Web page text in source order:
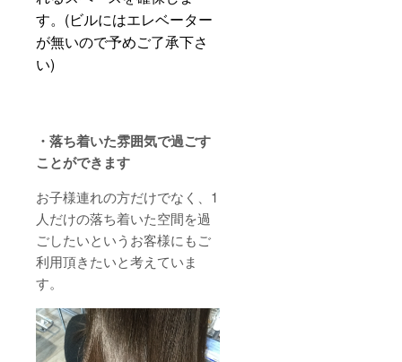
す。(ビルにはエレベーター
が無いので予めご了承下さ
い)
・落ち着いた雰囲気で過ごす
ことができます
お子様連れの方だけでなく、1
人だけの落ち着いた空間を過
ごしたいというお客様にもご
利用頂きたいと考えていま
す。